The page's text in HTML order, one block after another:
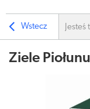
Wstecz Jesteś
Ziele